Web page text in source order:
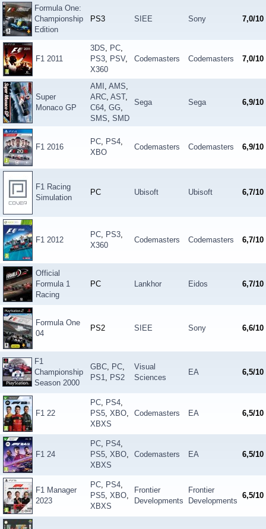
Formula One:
Championship
Edition
PS3 SIEE Sony 7,0/10
F1 2011
3DS, PC,
PS3, PSV,
X360
Codemasters Codemasters 7,0/10
Super
Monaco GP
AMI , AMS,
ARC, AST,
C64, GG,
SMS, SMD
Sega Sega 6,9/10
F1 2016
PC, PS4,
XBO
Codemasters Codemasters 6,9/10
F1 Racing
Simulation
PC Ubisoft Ubisoft 6,7/10
F1 2012
PC, PS3,
X360
Codemasters Codemasters 6,7/10
Official
Formula 1
Racing
PC Lankhor Eidos 6,7/10
Formula One
04
PS2 SIEE Sony 6,6/10
F1
Championship
Season 2000
GBC, PC,
PS1, PS2
Visual
Sciences
EA 6,5/10
F1 22
PC, PS4,
PS5, XBO,
XBXS
Codemasters EA 6,5/10
F1 24
PC, PS4,
PS5, XBO,
XBXS
Codemasters EA 6,5/10
F1 Manager
2023
PC, PS4,
PS5, XBO,
XBXS
Frontier
Developments
Frontier
Developments
6,5/10